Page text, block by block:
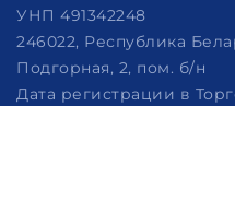
УНП 491342248
246022, Республика
Подгорная, 2, пом. б/н
Дата регистрации в